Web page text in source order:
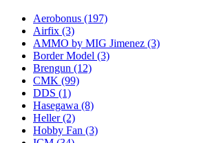
Aerobonus (197)
Airfix (3)
AMMO by MIG Jimenez (3)
Border Model (3)
Brengun (12)
CMK (99)
DDS (1)
Hasegawa (8)
Heller(2)
Hobby Fan (3)